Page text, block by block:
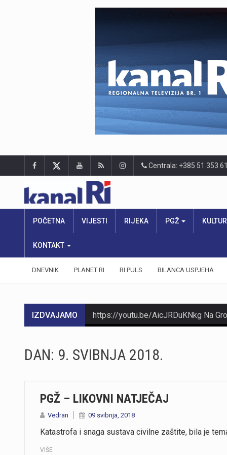
Centrala: +385 51 353
POČETNA VIJESTI RIJEKA PGŽ
KONTAKT
DNEVNIK PLANET RI RI PULS BILANCA USPJEHA
IZDVAJAMO
DAN: 9. SVIBNJA 2018.
PGŽ – LIKOVNI NATJEČAJ
Vedran 09 svibnja, 2018
Katastrofa i snaga sustava civilne zaštite, bila je
VIŠE